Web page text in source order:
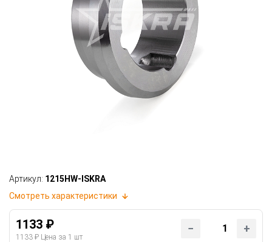
Артикул: 1215HW-ISKRA
Смотреть характеристики
1133 ₽
1133 ₽ Цена за 1 шт